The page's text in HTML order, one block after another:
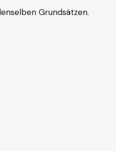
Grundsätzen.